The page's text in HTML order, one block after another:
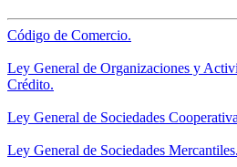
Código de Comercio.
Ley General de Organizaciones y
Crédito.
Ley General de Sociedades
Ley General de Sociedades Mercantiles.